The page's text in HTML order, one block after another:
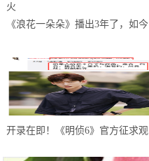
《浪花一朵朵》播出3年了，如今
开录在即！《明侦6》官方征求观